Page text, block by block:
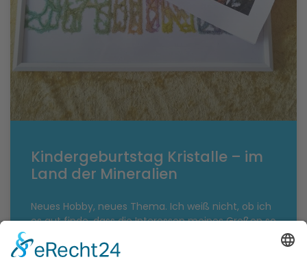
Kindergeburtstag Kristalle – im
Land der Mineralien
Neues Hobby, neues Thema. Ich weiß nicht, ob ich
es gut finde, dass die Interessen meines Großen so